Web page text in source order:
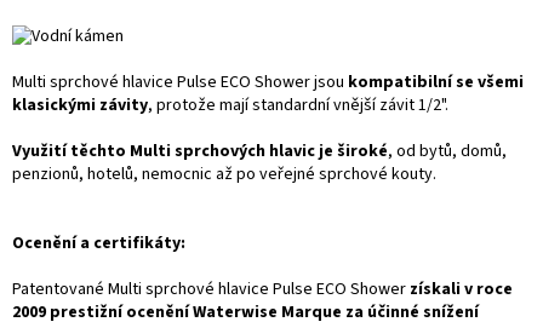
Multi sprchové hlavice Pulse ECO Shower jsou kompatibilní se všemi
klasickými závity, protože mají standardní vnější závit 1/2".
Využití těchto Multi sprchových hlavic je široké, od bytů, domů,
penzionů, hotelů, nemocnic až po veřejné sprchové kouty.
Ocenění a certifikáty:
Patentované Multi sprchové hlavice Pulse ECO Shower získali v roce
2009 prestižní ocenění Waterwise Marque za účinné snížení